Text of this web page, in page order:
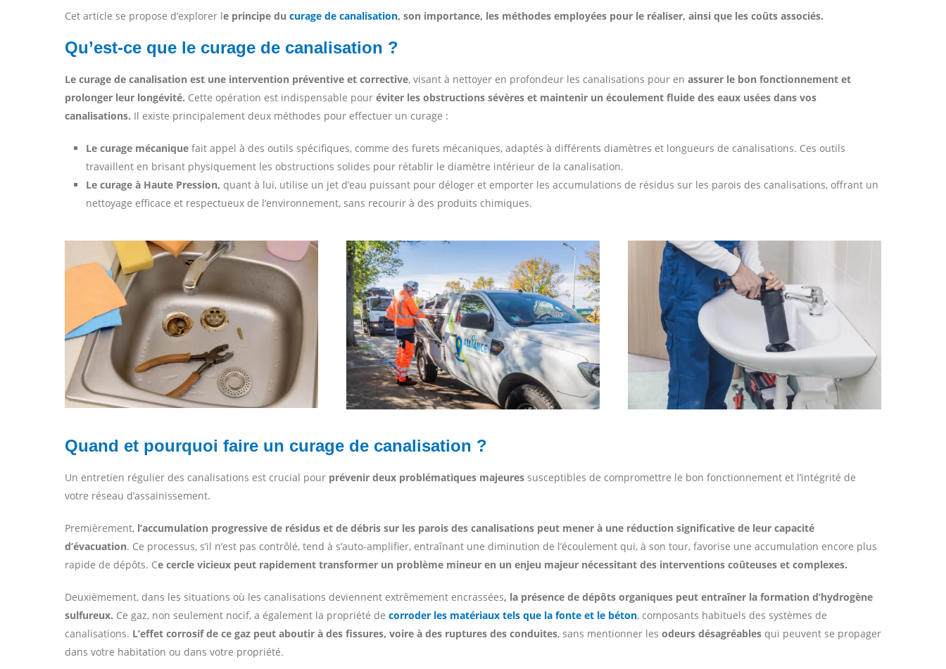
Cet article se propose d’explorer le principe du curage de canalisation, son importance, les méthodes employées pour le réaliser, ainsi que les coûts associés.
Qu’est-ce que le curage de canalisation ?
Le curage de canalisation est une intervention préventive et corrective, visant à nettoyer en profondeur les canalisations pour en assurer le bon fonctionnement et
prolonger leur longévité. Cette opération est indispensable pour éviter les obstructions sévères et maintenir un écoulement fluide des eaux usées dans vos
canalisations. Il existe principalement deux méthodes pour effectuer un curage :
Le curage mécanique fait appel à des outils spécifiques, comme des furets mécaniques, adaptés à différents diamètres et longueurs de canalisations. Ces outils
travaillent en brisant physiquement les obstructions solides pour rétablir le diamètre intérieur de la canalisation.
Le curage à Haute Pression, quant à lui, utilise un jet d’eau puissant pour déloger et emporter les accumulations de résidus sur les parois des canalisations, offrant un
nettoyage efficace et respectueux de l’environnement, sans recourir à des produits chimiques.
Quand et pourquoi faire un curage de canalisation ?
Un entretien régulier des canalisations est crucial pour prévenir deux problématiques majeures susceptibles de compromettre le bon fonctionnement et l’intégrité de
votre réseau d’assainissement.
Premièrement, l’accumulation progressive de résidus et de débris sur les parois des canalisations peut mener à une réduction significative de leur capacité
d’évacuation. Ce processus, s’il n’est pas contrôlé, tend à s’auto-amplifier, entraînant une diminution de l’écoulement qui, à son tour, favorise une accumulation encore plus
rapide de dépôts. Ce cercle vicieux peut rapidement transformer un problème mineur en un enjeu majeur nécessitant des interventions coûteuses et complexes.
Deuxièmement, dans les situations où les canalisations deviennent extrêmement encrassées, la présence de dépôts organiques peut entraîner la formation d’hydrogène
sulfureux. Ce gaz, non seulement nocif, a également la propriété de corroder les matériaux tels que la fonte et le béton, composants habituels des systèmes de
canalisations. L’effet corrosif de ce gaz peut aboutir à des fissures, voire à des ruptures des conduites, sans mentionner les odeurs désagréables qui peuvent se propager
dans votre habitation ou dans votre propriété.